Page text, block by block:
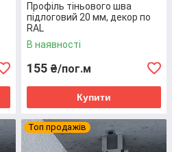
аналогів
шва
стелі
Профіль тіньового шва
підлоговий 20 мм, декор по
RAL
В наявності
155 ₴/пог.м
Купити
Топ продажів